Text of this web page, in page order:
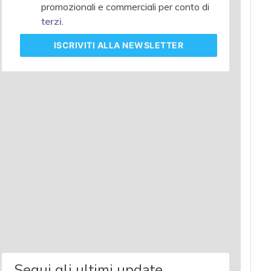
promozionali e commerciali per conto di
terzi.
ISCRIVITI ALLA NEWSLETTER